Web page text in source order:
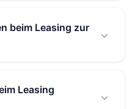
beim Leasing zur
Leasing